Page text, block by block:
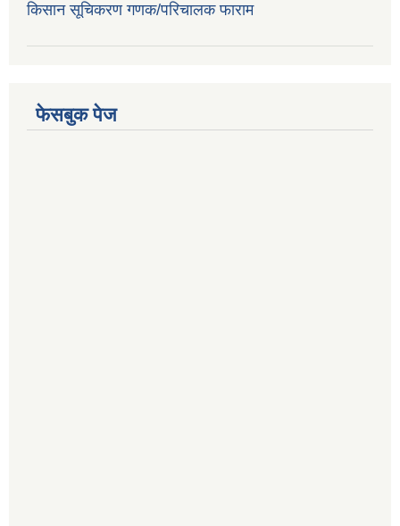
किसान सूचिकरण गणक/परिचालक फाराम
फेसबुक पेज